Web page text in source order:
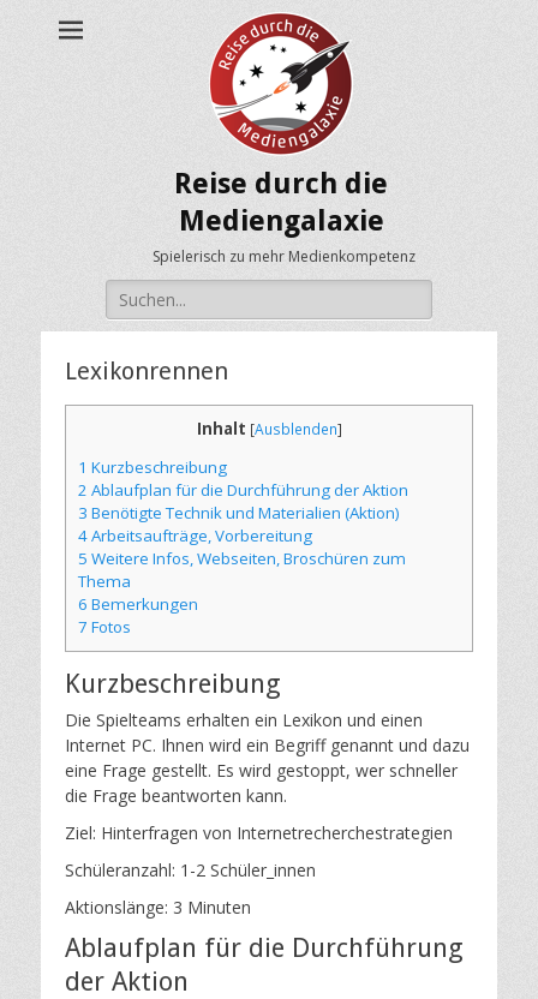
Reise durch die
Mediengalaxie
Spielerisch zu mehr Medienkompetenz
Suche
nach:
Lexikonrennen
Inhalt [Ausblenden]
1 Kurzbeschreibung
2 Ablaufplan für die Durchführung der Aktion
3 Benötigte Technik und Materialien (Aktion)
4Arbeitsaufträge, Vorbereitung
5 Weitere Infos, Webseiten, Broschüren zum
Thema
6 Bemerkungen
7 Fotos
Kurzbeschreibung
Die Spielteams erhalten ein Lexikon und einen
Internet PC. Ihnen wird ein Begriff genannt und dazu
eine Frage gestellt. Es wird gestoppt, wer schneller
die Frage beantworten kann.
Ziel: Hinterfragen von Internetrecherchestrategien
Schüleranzahl: 1-2 Schüler_innen
Aktionslänge: 3 Minuten
Ablaufplan für die Durchführung
der Aktion